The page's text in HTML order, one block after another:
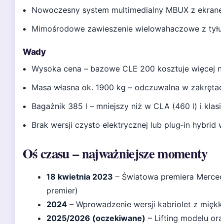
Nowoczesny system multimedialny MBUX z
Mimośrodowe zawieszenie wielowahaczowe z
Wady
Wysoka cena – bazowe CLE 200 kosztuje więcej
Masa własna ok. 1900 kg – odczuwalna w
Bagażnik 385 l – mniejszy niż w CLA (460 l) i
Brak wersji czysto elektrycznej lub plug‑in
Oś czasu – najważniejsze momenty
18 kwietnia 2023 – Światowa premiera
premier)
2024 – Wprowadzenie wersji kabriolet z
2025/2026 (oczekiwane) – Lifting modelu